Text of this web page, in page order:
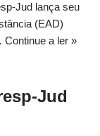
Jud lança seu
(EAD)
Continue a ler »
Jud